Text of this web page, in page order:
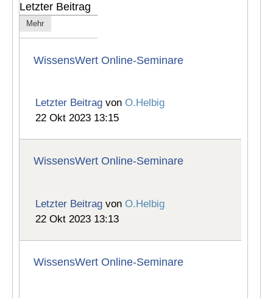
Letzter Beitrag
Mehr
WissensWert Online-Seminare
Letzter Beitrag vonO.Helbig
22 Okt 2023 13:15
WissensWert Online-Seminare
Letzter Beitrag vonO.Helbig
22 Okt 2023 13:13
WissensWert Online-Seminare